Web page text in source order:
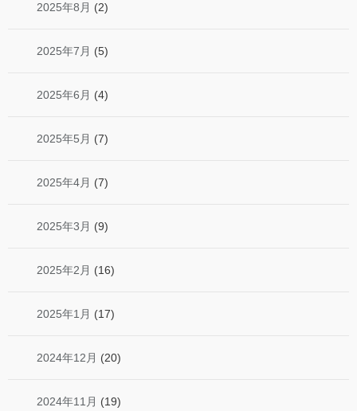
2025年8月 (2)
2025年7月 (5)
2025年6月 (4)
2025年5月 (7)
2025年4月 (7)
2025年3月 (9)
2025年2月 (16)
2025年1月 (17)
2024年12月 (20)
2024年11月 (19)